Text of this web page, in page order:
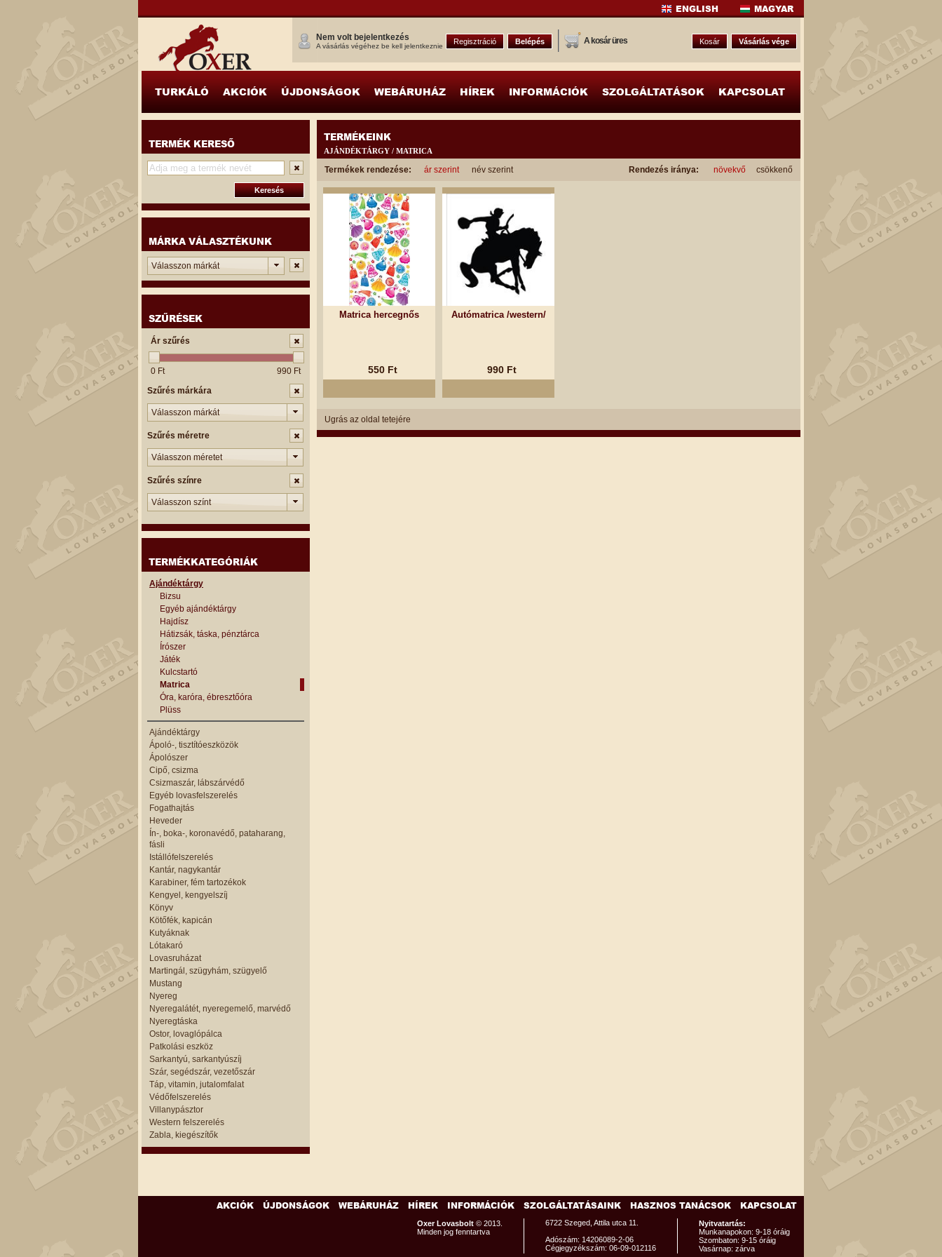
MAGYAR
ENGLISH
Vásárlás vége
Kosár
A kosár üres
Belépés
Regisztráció
Nem volt bejelentkezés
A vásárlás végéhez be kell jelentkeznie
TURKÁLÓ AKCIÓK ÚJDONSÁGOK WEBÁRUHÁZ HÍREK INFORMÁCIÓK SZOLGÁLTATÁSOK KAPCSOLAT
TERMÉK KERESŐ
MÁRKA VÁLASZTÉKUNK
Válasszon márkát
SZŰRÉSEK
Ár szűrés
990 Ft
0 Ft
Szűrés márkára
Válasszon márkát
Szűrés méretre
Válasszon méretet
Szűrés színre
Válasszon színt
TERMÉKKATEGÓRIÁK
Ajándéktárgy
Bizsu
Egyéb ajándéktárgy
Hajdísz
Hátizsák, táska, pénztárca
Írószer
Játék
Kulcstartó
Matrica
Óra, karóra, ébresztőóra
Plüss
Ajándéktárgy
Ápoló-, tisztítóeszközök
Ápolószer
Cipő, csizma
Csizmaszár, lábszárvédő
Egyéb lovasfelszerelés
Fogathajtás
Heveder
Ín-, boka-, koronavédő, pataharang,
fásli
Istállófelszerelés
Kantár, nagykantár
Karabiner, fém tartozékok
Kengyel, kengyelszíj
Könyv
Kötőfék, kapicán
Kutyáknak
Lótakaró
Lovasruházat
Martingál, szügyhám, szügyelő
Mustang
Nyereg
Nyeregalátét, nyeregemelő, marvédő
Nyeregtáska
Ostor, lovaglópálca
Patkolási eszköz
Sarkantyú, sarkantyúszíj
Szár, segédszár, vezetőszár
Táp, vitamin, jutalomfalat
Védőfelszerelés
Villanypásztor
Western felszerelés
Zabla, kiegészítők
TERMÉKEINK
AJÁNDÉKTÁRGY / MATRICA
Termékek rendezése: ár szerint név szerint Rendezés iránya: növekvő csökkenő
Matrica hercegnős
550 Ft
Autómatrica /western/
990 Ft
Ugrás az oldal tetejére
AKCIÓK ÚJDONSÁGOK WEBÁRUHÁZ HÍREK INFORMÁCIÓK SZOLGÁLTATÁSAINK HASZNOS TANÁCSOK KAPCSOLAT
Oxer Lovasbolt © 2013.
Minden jog fenntartva
6722 Szeged, Attila utca 11.
Adószám: 14206089-2-06
Cégjegyzékszám: 06-09-012116
Nyitvatartás:
Munkanapokon: 9-18 óráig
Szombaton: 9-15 óráig
Vasárnap: zárva